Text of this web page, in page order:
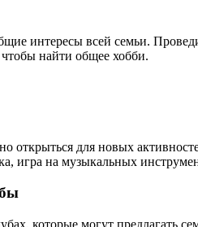
интересы всей семьи.
найти общее хобби.
открыться для новых
игра на музыкальных